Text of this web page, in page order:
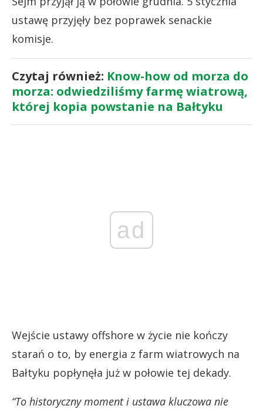
ustawę przyjęły bez poprawek senackie
komisje.
Czytaj również: Know-how od morza do
morza: odwiedziliśmy farmę wiatrową,
której kopia powstanie na Bałtyku
ad
Wejście ustawy offshore w życie nie kończy
starań o to, by energia z farm wiatrowych na
Bałtyku popłynęła już w połowie tej dekady.
“To historyczny moment i ustawa kluczowa nie